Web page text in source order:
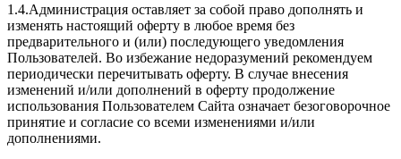
1.4.Администрация оставляет за собой право дополнять и
изменять настоящий оферту в любое время без
предварительного и (или) последующего уведомления
Пользователей. Во избежание недоразумений рекомендуем
периодически перечитывать оферту. В случае внесения
изменений и/или дополнений в оферту продолжение
использования Пользователем Сайта означает безоговорочное
принятие и согласие со всеми изменениями и/или
дополнениями.